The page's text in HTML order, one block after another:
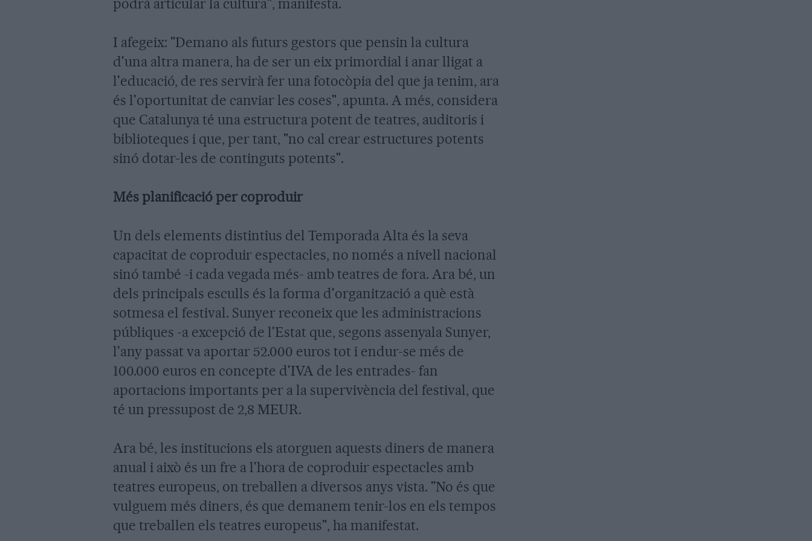
podrà articular la cultura", manifesta.
I afegeix: "Demano als futurs gestors que pensin la cultura
d'una altra manera, ha de ser un eix primordial i anar lligat a
l'educació, de res servirà fer una fotocòpia del que ja tenim, ara
és l'oportunitat de canviar les coses", apunta. A més, considera
que Catalunya té una estructura potent de teatres, auditoris i
biblioteques i que, per tant, "no cal crear estructures potents
sinó dotar-les de continguts potents".
Més planificació per coproduir
Un dels elements distintius del Temporada Alta és la seva
capacitat de coproduir espectacles, no només a nivell nacional
sinó també -i cada vegada més- amb teatres de fora. Ara bé, un
dels principals esculls és la forma d'organització a què està
sotmesa el festival. Sunyer reconeix que les administracions
públiques -a excepció de l'Estat que, segons assenyala Sunyer,
l'any passat va aportar 52.000 euros tot i endur-se més de
100.000 euros en concepte d'IVA de les entrades- fan
aportacions importants per a la supervivència del festival, que
té un pressupost de 2,8 MEUR.
Ara bé, les institucions els atorguen aquests diners de manera
anual i això és un fre a l'hora de coproduir espectacles amb
teatres europeus, on treballen a diversos anys vista. "No és que
vulguem més diners, és que demanem tenir-los en els tempos
que treballen els teatres europeus", ha manifestat.